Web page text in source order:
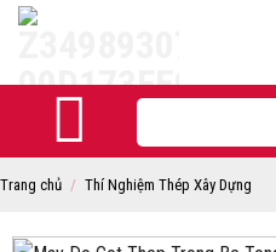
Skip
kiếm:
Trang chủ / Thí Nghiệm Thép Xây Dựng